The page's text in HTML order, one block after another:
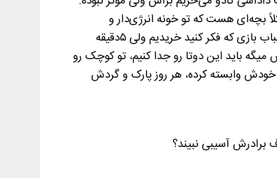
بچه‌ای هست که تو خونه انرژی‌دار و
سر‌و‌صدا کنه و بیرون خجالتی. فرزند کوچکم شرایط خاص نداره ولی کلاً کم خواب هست و بغلی. هرجور اسباب بازی که فکر کنید خریدیم ولی ۵دقیقه
باید این دوتا رو جدا کنیم، تو کوچک رو
خودش وابسته کرده، هر روز پارک و گردش